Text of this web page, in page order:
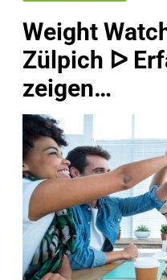
Weight
Zülpich ᐅ
zeigen…